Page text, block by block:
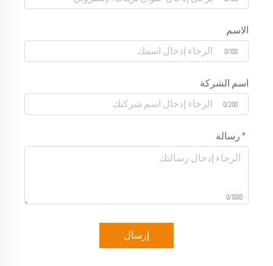
الاسم
0/100
اسم الشركة
0/200
رسالة
0/1000
إرسال